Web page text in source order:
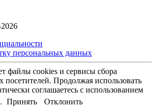
персональных данных
файлы cookies и сервисы сбора
посетителей. Продолжая использовать
соглашаетесь с использованием
Принять Отклонить